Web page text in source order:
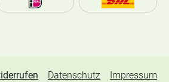
Datenschutz Impressum